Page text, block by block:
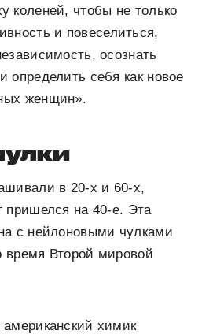
коленей, чтобы не только
и повеселиться,
осознать
определить себя как новое
женщин».
в 20-х и 60-х,
пришелся на 40-е. Эта
с нейлоновыми чулками
Второй мировой
химик